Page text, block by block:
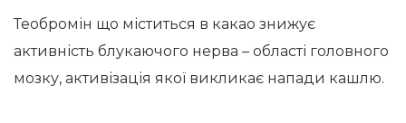
Теобромін що міститься в какао знижує
активність блукаючого нерва – області головного
мозку, активізація якої викликає напади кашлю.